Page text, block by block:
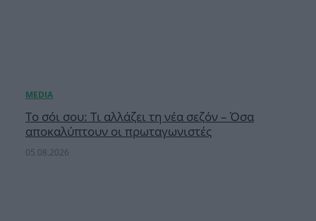
Το σόι σου: Τι αλλάζει τη νέα σεζόν – Όσα
αποκαλύπτουν οι πρωταγωνιστές
05.08.2026